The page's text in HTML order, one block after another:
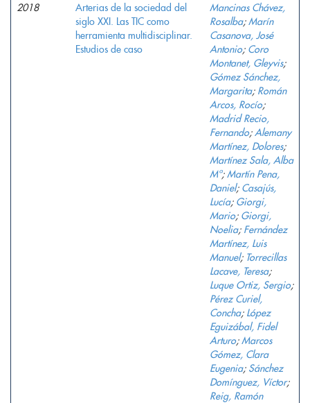
2018
Arterias de la sociedad del
siglo XXI. Las TIC como
herramienta multidisciplinar.
Estudios de caso
Mancinas Chávez,
Rosalba;Marín
Casanova, José
Antonio; Coro
Montanet, Gleyvis;
Gómez Sánchez,
Margarita; Román
Arcos, Rocío;
Madrid Recio,
Fernando; Alemany
Martínez, Dolores;
Martínez Sala, Alba
Mª;Martín Pena,
Daniel; Casajús,
Lucía; Giorgi,
Mario; Giorgi,
Noelia; Fernández
Martínez, Luis
Manuel; Torrecillas
Lacave, Teresa;
Luque Ortiz, Sergio;
Pérez Curiel,
Concha; López
Eguizábal, Fidel
Arturo;Marcos
Gómez, Clara
Eugenia; Sánchez
Domínguez, Víctor;
Reig, Ramón